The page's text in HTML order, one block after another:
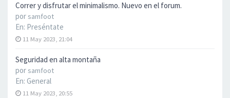
Correr y disfrutar el minimalismo. Nuevo en el forum.
por samfoot
En: Preséntate
11 May 2023, 21:04
Seguridad en alta montaña
por samfoot
En: General
11 May 2023, 20:55